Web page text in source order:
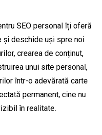
SEO personal îți oferă
și deschide uși spre noi
crearea de conținut,
unui site personal,
într-o adevărată carte
permanent, cine nu
în realitate.